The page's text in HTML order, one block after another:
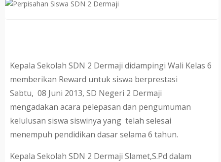
Kepala Sekolah SDN 2 Dermaji didampingi Wali Kelas 6
memberikan Reward untuk siswa berprestasi
Sabtu, 08 Juni 2013, SD Negeri 2 Dermaji
mengadakan acara pelepasan dan pengumuman
kelulusan siswa siswinya yang telah selesai
menempuh pendidikan dasar selama 6 tahun.
Kepala Sekolah SDN 2 Dermaji Slamet,S.Pd dalam